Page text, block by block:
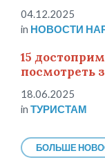
04.12.2025
in НОВОСТИ
15
посмотреть
18.06.2025
in ТУРИСТАМ
БОЛЬШЕ